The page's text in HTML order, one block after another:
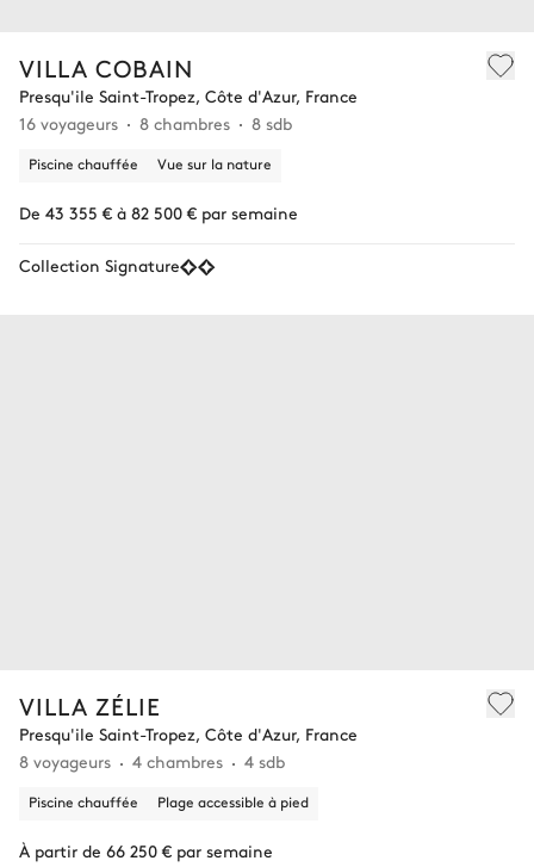
VILLA COBAIN
Presqu'ile Saint-Tropez, Côte d'Azur, France
16 voyageurs
8 chambres 8 sdb
Piscine chauffée Vue sur la nature
De 43 355 € à 82 500 € par semaine
Collection Signature
VILLA ZÉLIE
Presqu'ile Saint-Tropez, Côte d'Azur, France
8 voyageurs
4 chambres 4 sdb
Piscine chauffée Plage accessible à pied
À partir de 66 250 € par semaine